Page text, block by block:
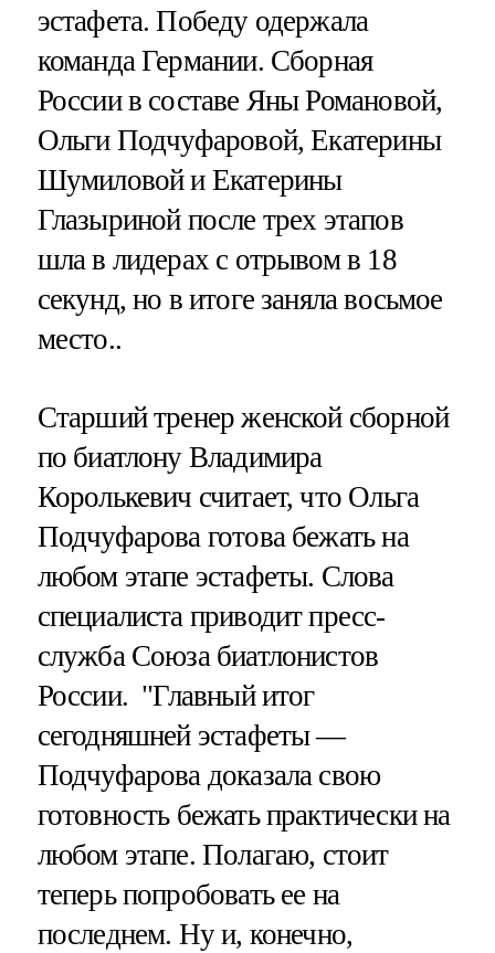
эстафета. Победу одержала
команда Германии. Сборная
России в составе Яны Романовой,
Ольги Подчуфаровой, Екатерины
Шумиловой и Екатерины
Глазыриной после трех этапов
шла в лидерах с отрывом в 18
секунд, но в итоге заняла восьмое
место..
Старший тренер женской сборной
по биатлону Владимира
Королькевич считает, что Ольга
Подчуфарова готова бежать на
любом этапе эстафеты. Слова
специалиста приводит пресс-
служба Союза биатлонистов
России. "Главный итог
сегодняшней эстафеты —
Подчуфарова доказала свою
готовность бежать практически на
любом этапе. Полагаю, стоит
теперь попробовать ее на
последнем. Ну и, конечно,